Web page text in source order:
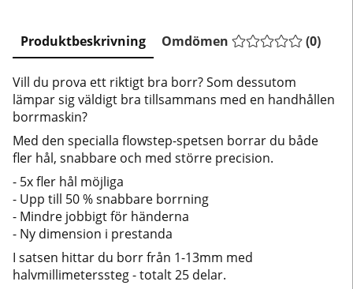
Produktbeskrivning Omdömen (0)
Vill du prova ett riktigt bra borr? Som dessutom
lämpar sig väldigt bra tillsammans med en handhållen
borrmaskin?
Med den specialla flowstep-spetsen borrar du både
fler hål, snabbare och med större precision.
- 5x fler hål möjliga
- Upp till 50 % snabbare borrning
- Mindre jobbigt för händerna
- Ny dimension i prestanda
I satsen hittar du borr från 1-13mm med
halvmillimeterssteg - totalt 25 delar.